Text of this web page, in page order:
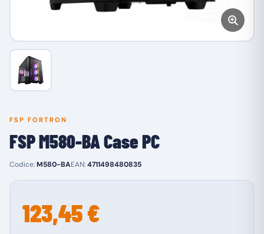
FSP FORTRON
FSP M580-BA Case PC
Codice:M580-BAEAN:4711498480835
123,45 €